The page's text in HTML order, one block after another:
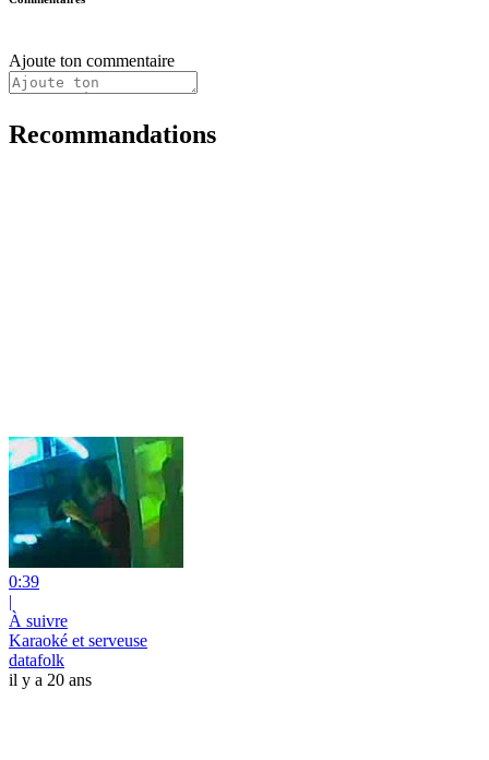
Ajoute ton commentaire
Recommandations
0:39
|
À suivre
Karaoké et serveuse
datafolk
il y a 20 ans